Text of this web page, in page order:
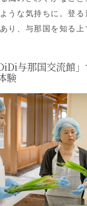
うな気持ちに。登
り、与那国を知る上
与那国交流館
験